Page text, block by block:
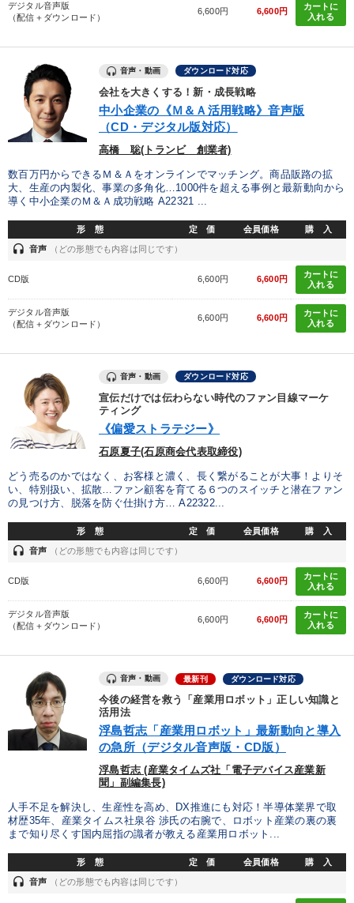
デジタル音声版
（配信＋ダウンロード）
6,600円 6,600円
カートに
入れる
音声・動画 ダウンロード対応
会社を大きくする！新・成長戦略
中小企業の《Ｍ＆Ａ活用戦略》音声版
（CD・デジタル版対応）
高橋 聡(トランビ 創業者)
数百万円からできるＭ＆Ａをオンラインでマッチング。商品販路の拡
大、生産の内製化、事業の多角化…1000件を超える事例と最新動向から
導く中小企業のＭ＆Ａ成功戦略 A22321 ...
形 態 定 価 会員価格 購 入
headset 音声 （どの形態でも内容は同じです）
CD版 6,600円 6,600円
カートに
入れる
デジタル音声版
（配信＋ダウンロード）
6,600円 6,600円
カートに
入れる
音声・動画 ダウンロード対応
宣伝だけでは伝わらない時代のファン目線マーケ
ティング
《偏愛ストラテジー》
石原夏子(石原商会代表取締役)
どう売るのかではなく、お客様と濃く、長く繋がることが大事！よりそ
い、特別扱い、拡散…ファン顧客を育てる６つのスイッチと潜在ファン
の見つけ方、脱落を防ぐ仕掛け方… A22322...
形 態 定 価 会員価格 購 入
headset 音声 （どの形態でも内容は同じです）
CD版 6,600円 6,600円
カートに
入れる
デジタル音声版
（配信＋ダウンロード）
6,600円 6,600円
カートに
入れる
音声・動画 最新刊 ダウンロード対応
今後の経営を救う「産業用ロボット」正しい知識と
活用法
浮島哲志「産業用ロボット」最新動向と導入
の急所（デジタル音声版・CD版）
浮島哲志 (産業タイムズ社「電子デバイス産業新
聞」副編集長)
人手不足を解決し、生産性を高め、DX推進にも対応！半導体業界で取
材歴35年、産業タイムス社泉谷 渉氏の右腕で、ロボット産業の裏の裏
まで知り尽くす国内屈指の識者が教える産業用ロボット...
形 態 定 価 会員価格 購 入
headset 音声 （どの形態でも内容は同じです）